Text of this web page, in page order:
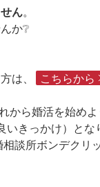
ん。
か❔
は、 こちらから
から婚活を始め
きっかけ）とな
談所ボンデクリ